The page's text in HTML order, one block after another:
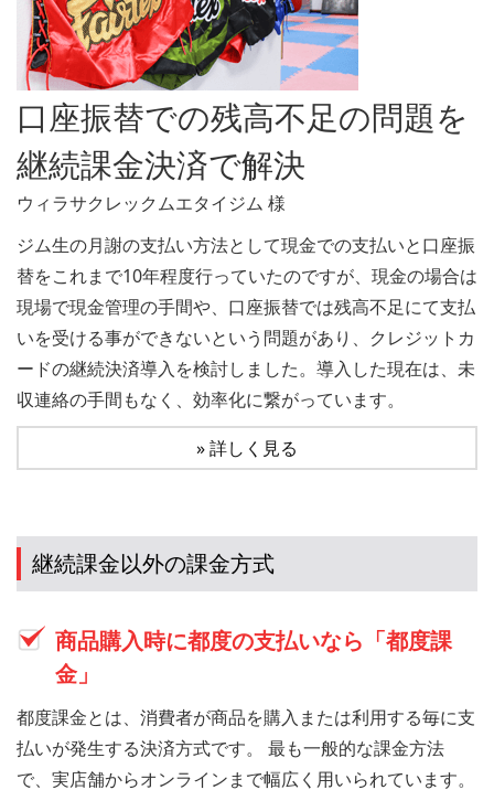
口座振替での残高不足の問題を
継続課金決済で解決
ウィラサクレックムエタイジム 様
ジム生の月謝の支払い方法として現金での支払いと口座振
替をこれまで10年程度行っていたのですが、現金の場合は
現場で現金管理の手間や、口座振替では残高不足にて支払
いを受ける事ができないという問題があり、クレジットカ
ードの継続決済導入を検討しました。導入した現在は、未
収連絡の手間もなく、効率化に繋がっています。
» 詳しく見る
継続課金以外の課金方式
商品購入時に都度の支払いなら「都度課
金」
都度課金とは、消費者が商品を購入または利用する毎に支
払いが発生する決済方式です。 最も一般的な課金方法
で、実店舗からオンラインまで幅広く用いられています。